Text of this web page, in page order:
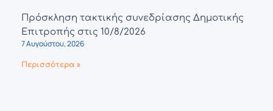
Πρόσκληση τακτικής συνεδρίασης Δημοτικής
Επιτροπής στις 10/8/2026
7 Αυγούστου, 2026
Περισσότερα »